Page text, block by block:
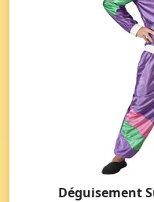
Déguisement